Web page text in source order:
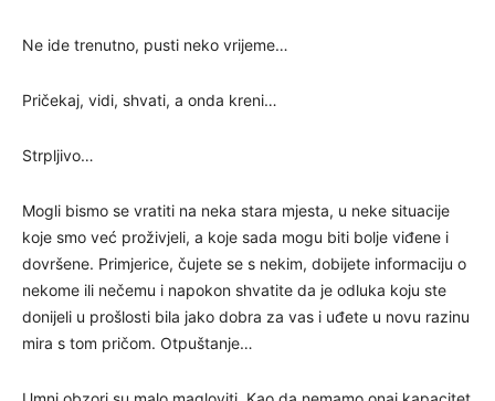
Ne ide trenutno, pusti neko vrijeme…
Pričekaj, vidi, shvati, a onda kreni…
Strpljivo…
Mogli bismo se vratiti na neka stara mjesta, u neke situacije
koje smo već proživjeli, a koje sada mogu biti bolje viđene i
dovršene. Primjerice, čujete se s nekim, dobijete informaciju o
nekome ili nečemu i napokon shvatite da je odluka koju ste
donijeli u prošlosti bila jako dobra za vas i uđete u novu razinu
mira s tom pričom. Otpuštanje…